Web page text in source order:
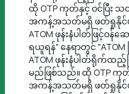
ထို OTP ကုတ်နှင့် ဝင်ပြီး
အကန့်အသတ်မရှိ ဖတ်ရှုနိုင်
ATOM ဖုန်းနံပါတ်ဖြင့်ဝ
ရယူရန်" နေရာတွင် "ATOM
ATOM ဖုန်းနံပါတ်ရိုက်ထည့်
မည်ဖြစ်သည်။ ထို OTP ကုတ်
အကန့်အသတ်မရှိ ဖတ်ရှုနိုင်